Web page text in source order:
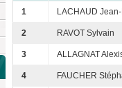
1 LACHAUD
2 RAVOT Sylvain
3 ALLAGNAT
4 FAUCHER